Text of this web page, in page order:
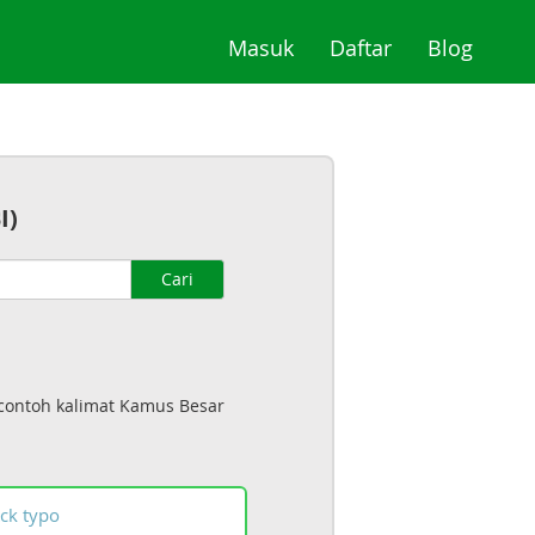
Masuk(current)
Daftar(current)
Blog
Cari
kalimat Kamus Besar
typo